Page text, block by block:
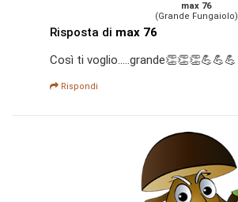
max 76
(Grande Fungaiolo)
Risposta di max 76
Così ti voglio.....grande👏👏👏💪💪💪
Rispondi